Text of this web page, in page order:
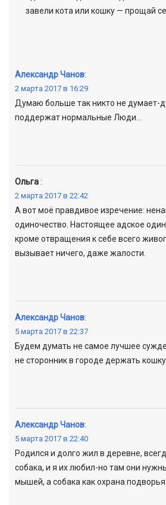
завели кота или кошку — прощай
Александр Чанов:
2 марта 2017 в 16:29
Думаю больше так никто не думает-
поддержат нормальные Люди…
Ольга:
2 марта 2017 в 22:42
А вот моё правдивое изречение:
одиночество. Настоящее адское
кроме отвращения к себе всего
вызывает ничего, даже жалости.
Александр Чанов:
5 марта 2017 в 22:37
Будем думать не самое лучшее
не сторонник в городе держать кошку…
Александр Чанов:
5 марта 2017 в 22:40
Родился и долго жил в деревне,
собака, и я их любил-но там они
мышей, а собака как охрана подворья.